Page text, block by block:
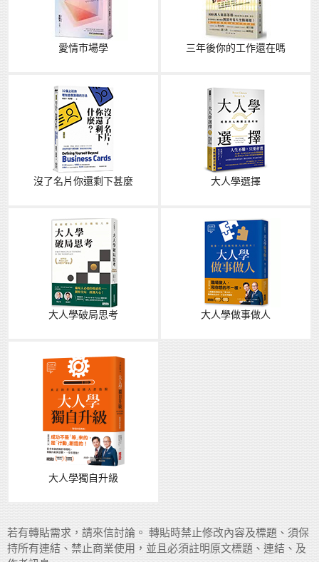
愛情市場學 三年後你的工作還在嗎
沒了名片你還剩下甚麼 大人學選擇
大人學破局思考 大人學做事做人
大人學獨自升級
若有轉貼需求，請來信討論。 轉貼時禁止修改內容及標題、須保
持所有連結、禁止商業使用，並且必須註明原文標題、連結、及